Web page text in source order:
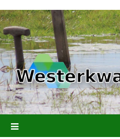
naar
de
inhoud